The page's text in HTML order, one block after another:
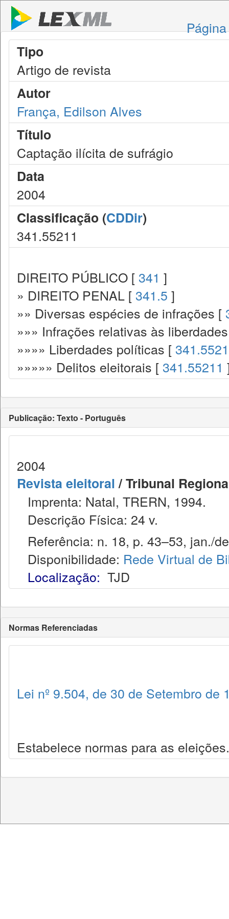
Tipo
Artigo de revista
Autor
França, Edilson Alves
Título
Captação ilícita de sufrágio
Data
2004
Classificação (CDDir)
341.55211
DIREITO PÚBLICO [ 341 ]
» DIREITO PENAL [ 341.5 ]
»» Diversas espécies de infrações [
»»» Infrações relativas às
»»»» Liberdades políticas [ 341.5521
»»»»» Delitos eleitorais [ 341.55211
Publicação: Texto - Português
2004
Revista eleitoral/ Tribunal
Imprenta: Natal, TRERN, 1994.
Descrição Física: 24 v.
Referência: n. 18, p. 43–53, jan./
Disponibilidade: Rede Virtual de
Localização: TJD
Normas Referenciadas
Lei nº 9.504, de 30 de Setembro de
Estabelece normas para as eleições.